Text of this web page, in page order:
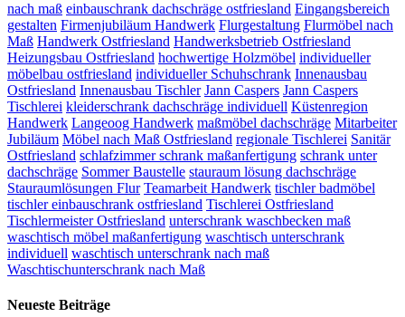
nach maß einbauschrank dachschräge ostfriesland Eingangsbereich
gestalten Firmenjubiläum Handwerk Flurgestaltung Flurmöbel nach
Maß Handwerk Ostfriesland Handwerksbetrieb Ostfriesland
Heizungsbau Ostfriesland hochwertige Holzmöbel individueller
möbelbau ostfriesland individueller Schuhschrank Innenausbau
Ostfriesland Innenausbau Tischler Jann Caspers Jann Caspers
Tischlerei kleiderschrank dachschräge individuell Küstenregion
Handwerk Langeoog Handwerk maßmöbel dachschräge Mitarbeiter
Jubiläum Möbel nach Maß Ostfriesland regionale Tischlerei Sanitär
Ostfriesland schlafzimmer schrank maßanfertigung schrank unter
dachschräge Sommer Baustelle stauraum lösung dachschräge
Stauraumlösungen Flur Teamarbeit Handwerk tischler badmöbel
tischler einbauschrank ostfriesland Tischlerei Ostfriesland
Tischlermeister Ostfriesland unterschrank waschbecken maß
waschtisch möbel maßanfertigung waschtisch unterschrank
individuell waschtisch unterschrank nach maß
Waschtischunterschrank nach Maß
Neueste Beiträge